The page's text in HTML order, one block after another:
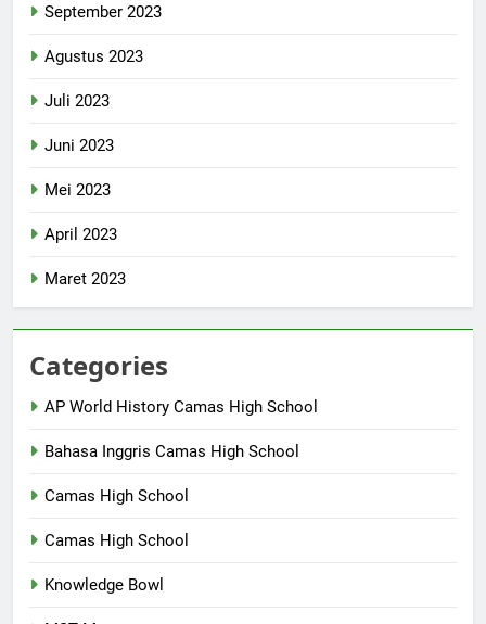
September 2023
Agustus 2023
Juli 2023
Juni 2023
Mei 2023
April 2023
Maret 2023
Categories
AP World History Camas High School
Bahasa Inggris Camas High School
Camas High School
Camas High School
Knowledge Bowl